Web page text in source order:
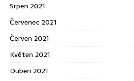
Srpen 2021
Červenec 2021
Červen 2021
Květen 2021
Duben 2021